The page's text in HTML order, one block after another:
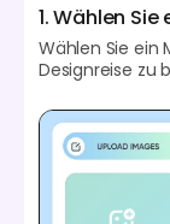
1. Wählen
Wählen Sie ein
Designreise zu